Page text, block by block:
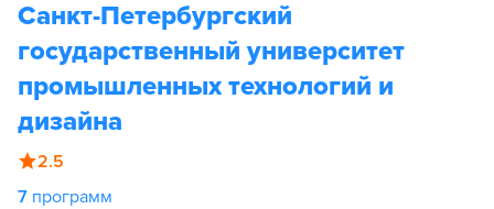
Санкт-Петербургский
государственный университет
промышленных технологий и
дизайна
2.5
7 программ